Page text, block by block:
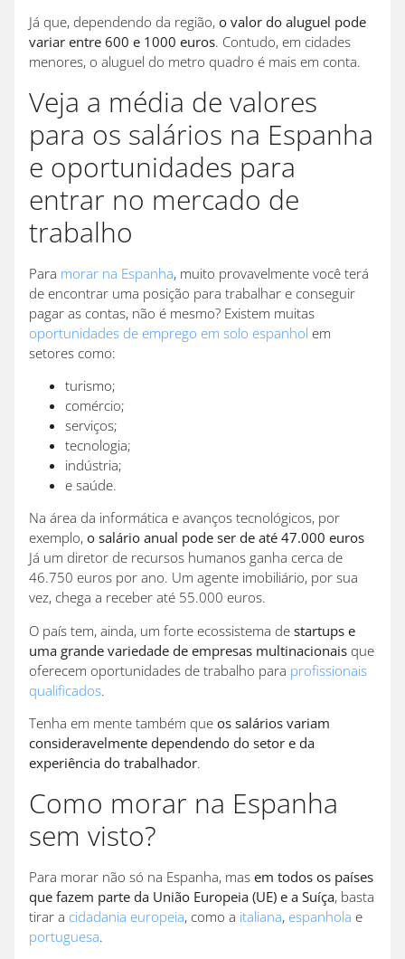
Já que, dependendo da região, o valor do aluguel pode
variar entre 600 e 1000 euros. Contudo, em cidades
menores, o aluguel do metro quadro é mais em conta.
Veja a média de valores
para os salários na Espanha
e oportunidades para
entrar no mercado de
trabalho
Para morar na Espanha, muito provavelmente você terá
de encontrar uma posição para trabalhar e conseguir
pagar as contas, não é mesmo? Existem muitas
oportunidades de emprego em solo espanhol em
setores como:
turismo;
comércio;
serviços;
tecnologia;
indústria;
e saúde.
Na área da informática e avanços tecnológicos, por
exemplo, o salário anual pode ser de até 47.000 euros
Já um diretor de recursos humanos ganha cerca de
46.750 euros por ano. Um agente imobiliário, por sua
vez, chega a receber até 55.000 euros.
O país tem, ainda, um forte ecossistema de startups e
uma grande variedade de empresas multinacionais que
oferecem oportunidades de trabalho para profissionais
qualificados.
Tenha em mente também que os salários variam
consideravelmente dependendo do setor e da
experiência do trabalhador.
Como morar na Espanha
sem visto?
Para morar não só na Espanha, mas em todos os países
que fazem parte da União Europeia (UE) e a Suíça, basta
tirar a cidadania europeia, como a italiana, espanhola e
portuguesa.